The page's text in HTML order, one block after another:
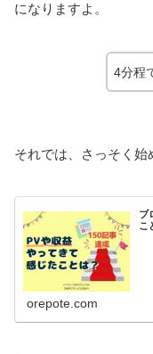
になりますよ。
4分程
それでは、さっそく始
ブ
こ
orepote.com